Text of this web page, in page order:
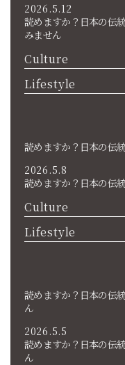
2026.5.12
読めますか？日本の伝
みません
Culture
Lifestyle
読めますか？日本の伝
2026.5.8
読めますか？日本の伝
Culture
Lifestyle
読めますか？日本の伝
ん
2026.5.5
読めますか？日本の伝
ん